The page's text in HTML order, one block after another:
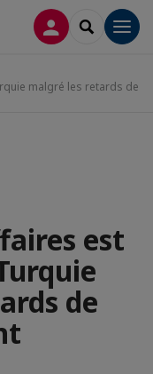
CONNEXION
malgré les retards de
est
de